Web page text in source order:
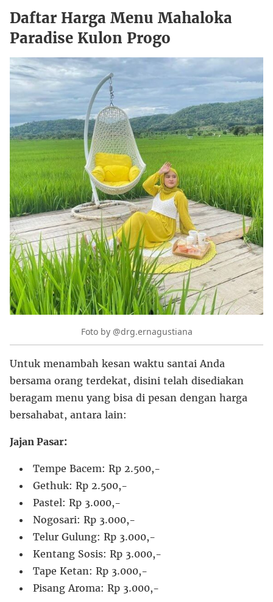
Daftar Harga Menu Mahaloka
Paradise Kulon Progo
Foto by @drg.ernagustiana
Untuk menambah kesan waktu santai Anda
bersama orang terdekat, disini telah disediakan
beragam menu yang bisa di pesan dengan harga
bersahabat, antara lain:
Jajan Pasar:
Tempe Bacem: Rp 2.500,-
Gethuk: Rp 2.500,-
Pastel: Rp 3.000,-
Nogosari: Rp 3.000,-
Telur Gulung: Rp 3.000,-
Kentang Sosis: Rp 3.000,-
Tape Ketan: Rp 3.000,-
Pisang Aroma: Rp 3.000,-